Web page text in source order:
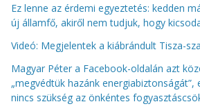
Ez lenne az érdemi egyeztetés: kedden
új államfő, akiről nem tudjuk, hogy
Videó: Megjelentek a kiábrándult Tisza-
Magyar Péter a Facebook-oldalán azt
„megvédtük hazánk
nincs szükség az önkéntes